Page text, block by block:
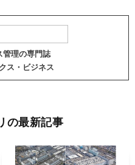
管理の専門誌
ス・ビジネス
の最新記事